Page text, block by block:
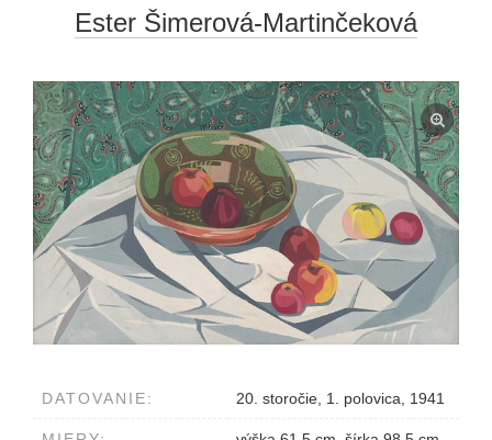
Ester Šimerová-Martinčeková
DATOVANIE: 20. storočie, 1. polovica, 1941